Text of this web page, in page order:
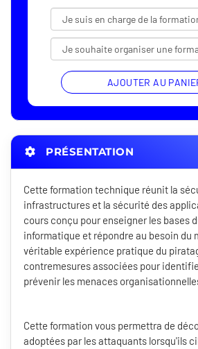
AJOUTER AU
PRÉSENTATION
Cette formation technique réunit la
infrastructures et la sécurité des
cours conçu pour enseigner les bases
informatique et répondre au besoin du
véritable expérience pratique du
contremesures associées pour
prévenir les menaces
Cette formation vous permettra de
adoptées par les attaquants lorsqu'ils